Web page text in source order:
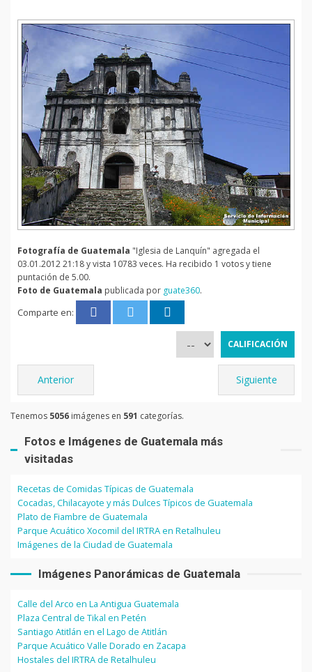
Fotografía de Guatemala "Iglesia de Lanquín" agregada el
03.01.2012 21:18 y vista 10783 veces. Ha recibido 1 votos y tiene
puntación de 5.00.
Foto de Guatemala publicada por guate360.
Comparte en:
Anterior Siguiente
Tenemos 5056 imágenes en 591 categorías.
Fotos e Imágenes de Guatemala más
visitadas
Recetas de Comidas Típicas de Guatemala
Cocadas, Chilacayote y más Dulces Típicos de Guatemala
Plato de Fiambre de Guatemala
Parque Acuático Xocomil del IRTRA en Retalhuleu
Imágenes de la Ciudad de Guatemala
Imágenes Panorámicas de Guatemala
Calle del Arco en La Antigua Guatemala
Plaza Central de Tikal en Petén
Santiago Atitlán en el Lago de Atitlán
Parque Acuático Valle Dorado en Zacapa
Hostales del IRTRA de Retalhuleu